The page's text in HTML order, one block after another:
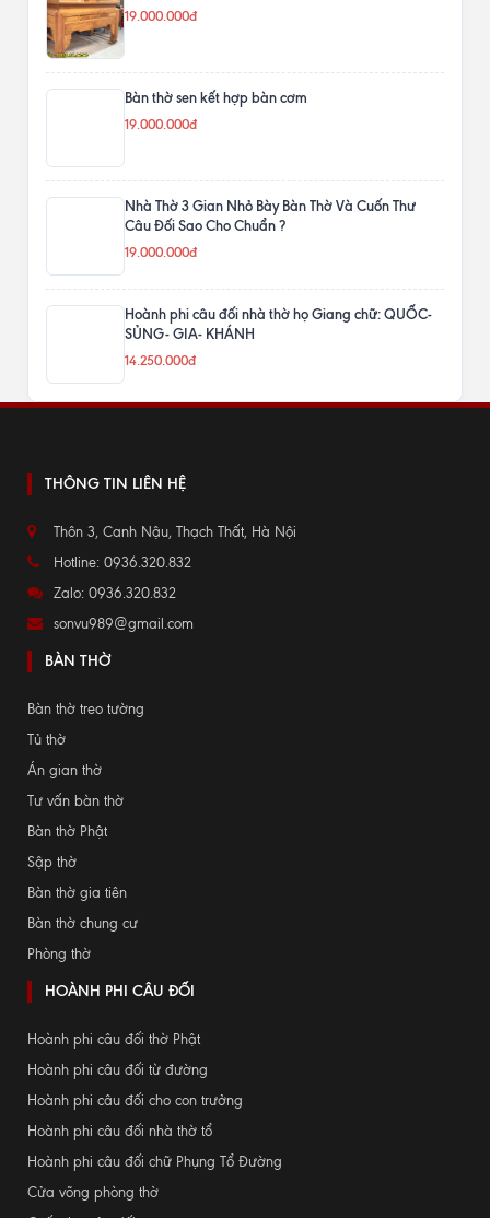
19.000.000đ
Bàn thờ sen kết hợp bàn cơm
19.000.000đ
Nhà Thờ 3 Gian Nhỏ Bày Bàn Thờ Và Cuốn Thư
Câu Đối Sao Cho Chuẩn ?
19.000.000đ
Hoành phi câu đối nhà thờ họ Giang chữ: QUỐC-
SỦNG- GIA- KHÁNH
14.250.000đ
THÔNG TIN LIÊN HỆ
Thôn 3, Canh Nậu, Thạch Thất, Hà Nội
Hotline: 0936.320.832
Zalo: 0936.320.832
sonvu989@gmail.com
BÀN THỜ
Bàn thờ treo tường
Tủ thờ
Án gian thờ
Tư vấn bàn thờ
Bàn thờ Phật
Sập thờ
Bàn thờ gia tiên
Bàn thờ chung cư
Phòng thờ
HOÀNH PHI CÂU ĐỐI
Hoành phi câu đối thờ Phật
Hoành phi câu đối từ đường
Hoành phi câu đối cho con trưởng
Hoành phi câu đối nhà thờ tổ
Hoành phi câu đối chữ Phụng Tổ Đường
Cửa võng phòng thờ